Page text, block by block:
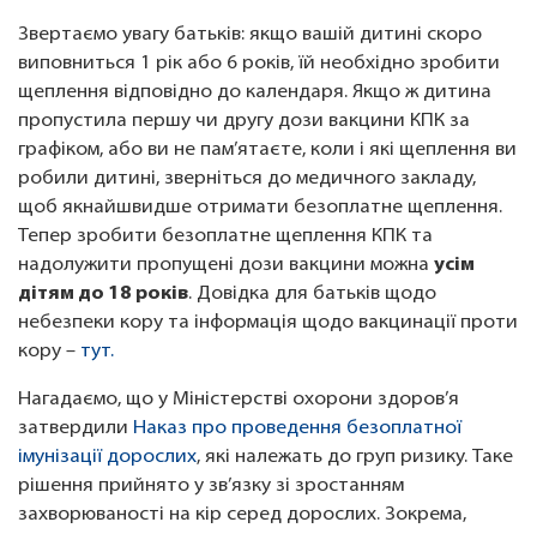
Звертаємо увагу батьків: якщо вашій дитині скоро
виповниться 1 рік або 6 років, їй необхідно зробити
щеплення відповідно до календаря. Якщо ж дитина
пропустила першу чи другу дози вакцини КПК за
графіком, або ви не пам’ятаєте, коли і які щеплення ви
робили дитині, зверніться до медичного закладу,
щоб якнайшвидше отримати безоплатне щеплення.
Тепер зробити безоплатне щеплення КПК та
надолужити пропущені дози вакцини можна усім
дітям до 18 років. Довідка для батьків щодо
небезпеки кору та інформація щодо вакцинації проти
кору – тут.
Нагадаємо, що у Міністерстві охорони здоров’я
затвердили Наказ про проведення безоплатної
імунізації дорослих, які належать до груп ризику. Таке
рішення прийнято у зв’язку зі зростанням
захворюваності на кір серед дорослих. Зокрема,